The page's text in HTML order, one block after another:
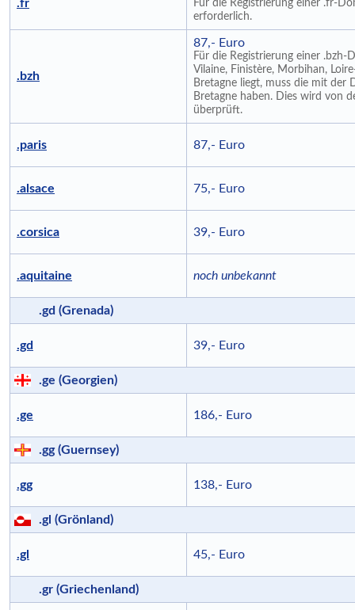
.fr
Für die Registrierung einer .fr-
erforderlich.
.bzh
87,- Euro
Für die Registrierung einer .bzh-
Vilaine, Finistère, Morbihan,
Bretagne liegt, muss die mit der
Bretagne haben. Dies wird von
überprüft.
.paris 87,- Euro
.alsace 75,- Euro
.corsica 39,- Euro
.aquitaine noch unbekannt
.gd (Grenada)
.gd 39,- Euro
.ge (Georgien)
.ge 186,- Euro
.gg (Guernsey)
.gg 138,- Euro
.gl (Grönland)
.gl 45,- Euro
.gr (Griechenland)